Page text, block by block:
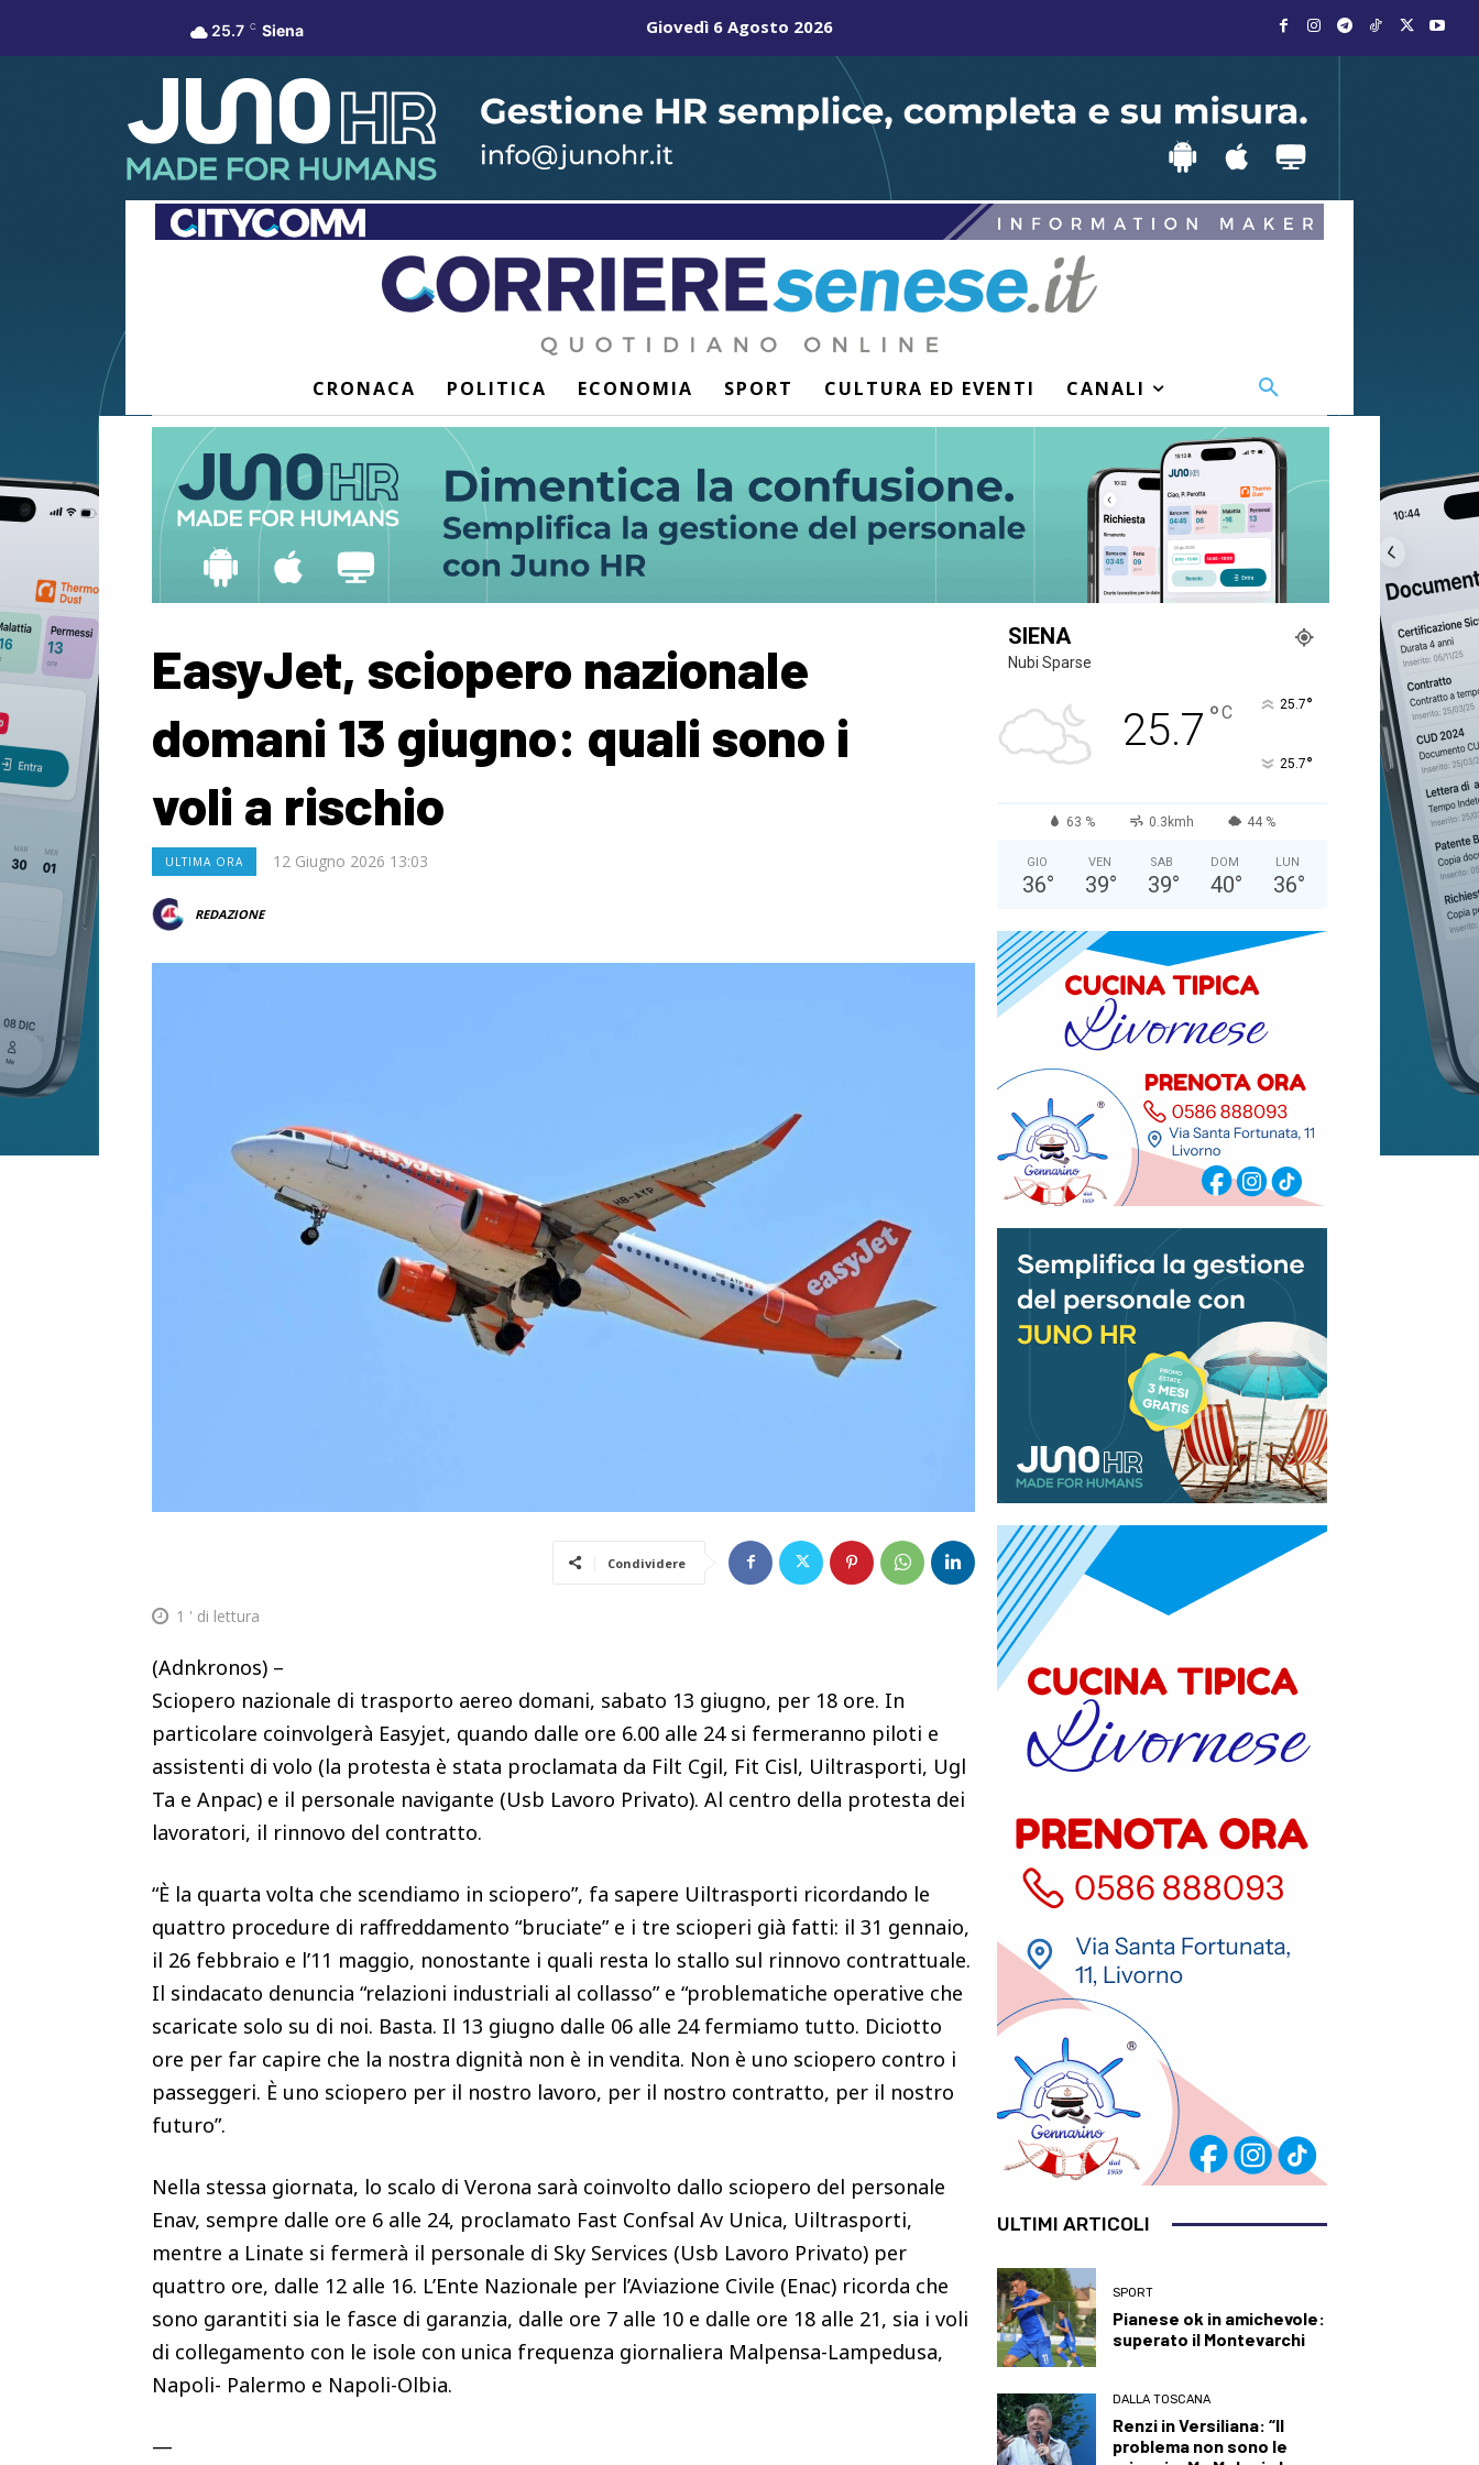
25.7 C Siena Giovedì 6 Agosto 2026
CRONACA POLITICA ECONOMIA SPORT CULTURA ED EVENTI CANALI
EasyJet, sciopero nazionale
domani 13 giugno: quali sono i
voli a rischio
ULTIMA ORA 12 Giugno 2026 13:03
REDAZIONE
Condividere
1 ' di lettura
(Adnkronos) –
Sciopero nazionale di trasporto aereo domani, sabato 13 giugno, per 18 ore. In
particolare coinvolgerà Easyjet, quando dalle ore 6.00 alle 24 si fermeranno piloti e
assistenti di volo (la protesta è stata proclamata da Filt Cgil, Fit Cisl, Uiltrasporti, Ugl
Ta e Anpac) e il personale navigante (Usb Lavoro Privato). Al centro della protesta dei
lavoratori, il rinnovo del contratto.
“È la quarta volta che scendiamo in sciopero”, fa sapere Uiltrasporti ricordando le
quattro procedure di raffreddamento “bruciate” e i tre scioperi già fatti: il 31 gennaio,
il 26 febbraio e l’11 maggio, nonostante i quali resta lo stallo sul rinnovo contrattuale.
Il sindacato denuncia “relazioni industriali al collasso” e “problematiche operative che
scaricate solo su di noi. Basta. Il 13 giugno dalle 06 alle 24 fermiamo tutto. Diciotto
ore per far capire che la nostra dignità non è in vendita. Non è uno sciopero contro i
passeggeri. È uno sciopero per il nostro lavoro, per il nostro contratto, per il nostro
futuro”.
Nella stessa giornata, lo scalo di Verona sarà coinvolto dallo sciopero del personale
Enav, sempre dalle ore 6 alle 24, proclamato Fast Confsal Av Unica, Uiltrasporti,
mentre a Linate si fermerà il personale di Sky Services (Usb Lavoro Privato) per
quattro ore, dalle 12 alle 16. L’Ente Nazionale per l’Aviazione Civile (Enac) ricorda che
sono garantiti sia le fasce di garanzia, dalle ore 7 alle 10 e dalle ore 18 alle 21, sia i voli
di collegamento con le isole con unica frequenza giornaliera Malpensa-Lampedusa,
Napoli- Palermo e Napoli-Olbia.
—
SIENA
Nubi Sparse
25.7 °C 25.7°
25.7°
63 % 0.3kmh 44 %
GIO
36°
VEN
39°
SAB
39°
DOM
40°
LUN
36°
ULTIMI ARTICOLI
SPORT
Pianese ok in amichevole:
superato il Montevarchi
DALLA TOSCANA
Renzi in Versiliana: “Il
problema non sono le